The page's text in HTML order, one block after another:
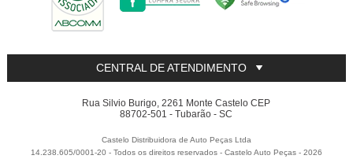
CENTRAL DE ATENDIMENTO
Rua Silvio Burigo, 2261 Monte Castelo CEP
88702-501 - Tubarão - SC
Castelo Distribuidora de Auto Peças Ltda
14.238.605/0001-20 - Todos os direitos reservados -Castelo Auto Peças -2026